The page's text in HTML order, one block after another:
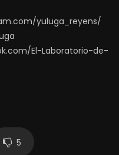
yuluga_reyens/
El-Laboratorio-de-
5